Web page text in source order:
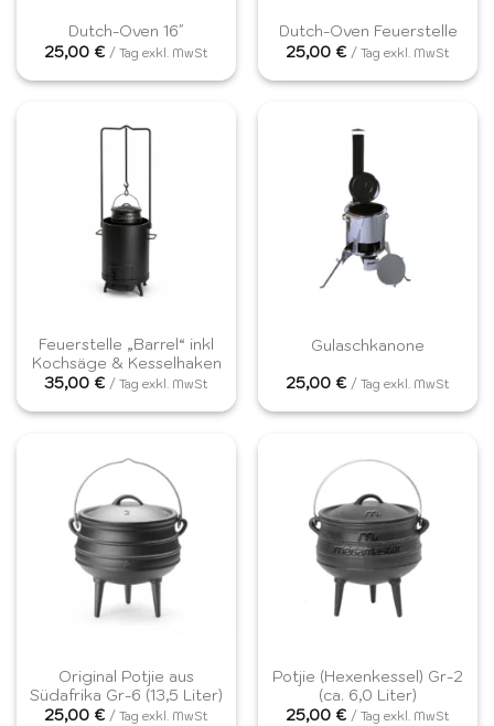
Dutch-Oven 16″
25,00 € / Tag exkl. MwSt
Dutch-Oven Feuerstelle
25,00 € / Tag exkl. MwSt
Feuerstelle „Barrel“ inkl
Kochsäge & Kesselhaken
35,00 € / Tag exkl. MwSt
Gulaschkanone
25,00 € / Tag exkl. MwSt
Original Potjie aus
Südafrika Gr-6 (13,5 Liter)
25,00 € / Tag exkl. MwSt
Potjie (Hexenkessel) Gr-2
(ca. 6,0 Liter)
25,00 € / Tag exkl. MwSt